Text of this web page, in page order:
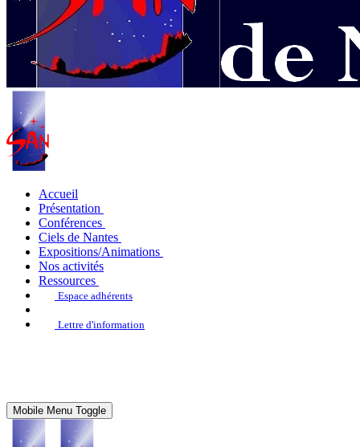
Accueil
Présentation
Conférences
Ciels de Nantes
Expositions/Animations
Nos activités
Ressources
Espace adhérents
Lettre d'information
Mobile Menu Toggle